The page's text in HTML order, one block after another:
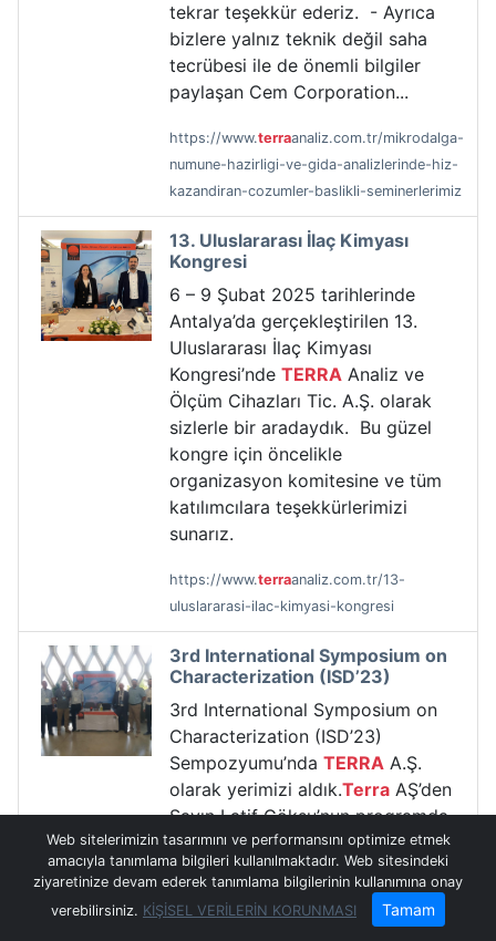
tekrar teşekkür ederiz. - Ayrıca
bizlere yalnız teknik değil saha
tecrübesi ile de önemli bilgiler
paylaşan Cem Corporation...
https://www.terraanaliz.com.tr/mikrodalga-
numune-hazirligi-ve-gida-analizlerinde-hiz-
kazandiran-cozumler-baslikli-seminerlerimiz
13. Uluslararası İlaç Kimyası
Kongresi
6 – 9 Şubat 2025 tarihlerinde
Antalya’da gerçekleştirilen 13.
Uluslararası İlaç Kimyası
Kongresi’nde TERRA Analiz ve
Ölçüm Cihazları Tic. A.Ş. olarak
sizlerle bir aradaydık. Bu güzel
kongre için öncelikle
organizasyon komitesine ve tüm
katılımcılara teşekkürlerimizi
sunarız.
https://www.terraanaliz.com.tr/13-
uluslararasi-ilac-kimyasi-kongresi
3rd International Symposium on
Characterization (ISD’23)
3rd International Symposium on
Characterization (ISD’23)
Sempozyumu’nda TERRA A.Ş.
olarak yerimizi aldık.Terra AŞ’den
Sayın Latif Göksu’nun programda
içerisindeki “Thermal analysis for
the characterization of metals
and alloys” başlıklı sunumu için
teşekkür ederiz.Ayrıca tüm
Web sitelerimizin tasarımını ve performansını optimize etmek
amacıyla tanımlama bilgileri kullanılmaktadır. Web sitesindeki
ziyaretinize devam ederek tanımlama bilgilerinin kullanımına onay
verebilirsiniz. KİŞİSEL VERİLERİN KORUNMASI Tamam